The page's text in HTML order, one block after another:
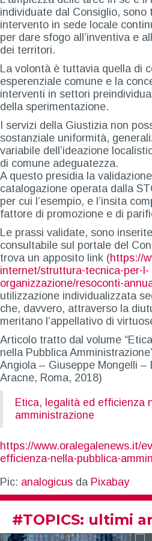
individuate dal Consiglio, sono
intervento in sede locale
per dare sfogo all’inventiva e
dei territori.
La volontà è tuttavia quella di
esperenziale comune e la
interventi in settori
della sperimentazione.
I servizi della Giustizia non
sostanziale uniformità,
variabile dell’ideazione
di comune adeguatezza.
A questo presidia la
catalogazione operata dalla
per cui l’esempio, e l’insita
fattore di promozione e di
Le prassi validate, sono
consultabile sul portale del
trova un apposito link (https://
internet/struttura-tecnica-per-l-
organizzazione/resoconti-
utilizzazione individualizzata
che, davvero, attraverso la
meritano l’appellativo di
Articolo tratto dal volume
nella Pubblica
Angiola – Giuseppe Mongelli –
Aracne, Roma, 2018)
Etica, legalità ed efficienza
amministrazione
https://www.oralegalenews.it/
efficienza-nella-pubblica-
Pic: analogicus da Pixabay
#TOPICS: ultimi